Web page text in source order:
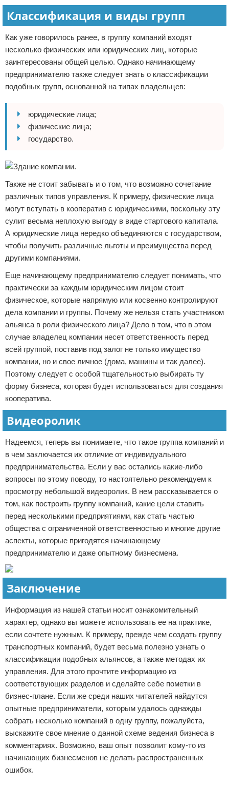
Классификация и виды групп
Как уже говорилось ранее, в группу компаний входят
несколько физических или юридических лиц, которые
заинтересованы общей целью. Однако начинающему
предпринимателю также следует знать о классификации
подобных групп, основанной на типах владельцев:
юридические лица;
физические лица;
государство.
Также не стоит забывать и о том, что возможно сочетание
различных типов управления. К примеру, физические лица
могут вступать в кооператив с юридическими, поскольку эту
сулит весьма неплохую выгоду в виде стартового капитала.
А юридические лица нередко объединяются с государством,
чтобы получить различные льготы и преимущества перед
другими компаниями.
Еще начинающему предпринимателю следует понимать, что
практически за каждым юридическим лицом стоит
физическое, которые напрямую или косвенно контролируют
дела компании и группы. Почему же нельзя стать участником
альянса в роли физического лица? Дело в том, что в этом
случае владелец компании несет ответственность перед
всей группой, поставив под залог не только имущество
компании, но и свое личное (дома, машины и так далее).
Поэтому следует с особой тщательностью выбирать ту
форму бизнеса, которая будет использоваться для создания
кооператива.
Видеоролик
Надеемся, теперь вы понимаете, что такое группа компаний и
в чем заключается их отличие от индивидуального
предпринимательства. Если у вас остались какие-либо
вопросы по этому поводу, то настоятельно рекомендуем к
просмотру небольшой видеоролик. В нем рассказывается о
том, как построить группу компаний, какие цели ставить
перед несколькими предприятиями, как стать частью
общества с ограниченной ответственностью и многие другие
аспекты, которые пригодятся начинающему
предпринимателю и даже опытному бизнесмена.
Заключение
Информация из нашей статьи носит ознакомительный
характер, однако вы можете использовать ее на практике,
если сочтете нужным. К примеру, прежде чем создать группу
транспортных компаний, будет весьма полезно узнать о
классификации подобных альянсов, а также методах их
управления. Для этого прочтите информацию из
соответствующих разделов и сделайте себе пометки в
бизнес-плане. Если же среди наших читателей найдутся
опытные предприниматели, которым удалось однажды
собрать несколько компаний в одну группу, пожалуйста,
выскажите свое мнение о данной схеме ведения бизнеса в
комментариях. Возможно, ваш опыт позволит кому-то из
начинающих бизнесменов не делать распространенных
ошибок.